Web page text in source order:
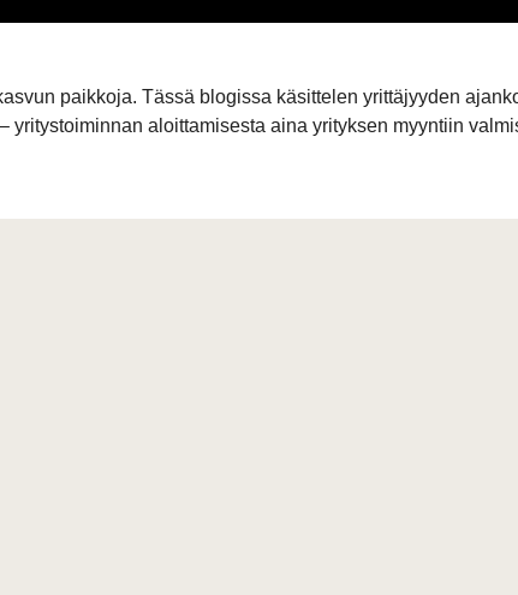
paikkoja. Tässä blogissa käsittelen yrittäjyyden
yritystoiminnan aloittamisesta aina yrityksen myyntiin